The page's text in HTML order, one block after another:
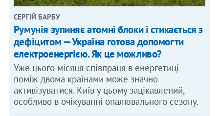
СЕРГІЙ БАРБУ
Румунія зупиняє атомні блоки і стикається з
дефіцитом — Україна готова допомогти
електроенергією. Як це можливо?
Уже цього місяця співпраця в енергетиці
поміж двома країнами може значно
активізуватися. Київ у цьому зацікавлений,
особливо в очікуванні опалювального сезону.